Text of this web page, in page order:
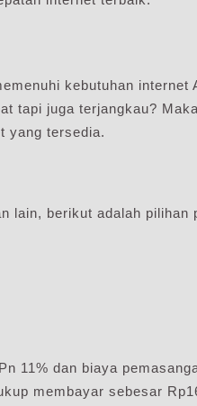
kebutuhan internet
tapi juga terjangkau?
yang tersedia.
lain, berikut adalah pilihan
11% dan biaya
membayar sebesar